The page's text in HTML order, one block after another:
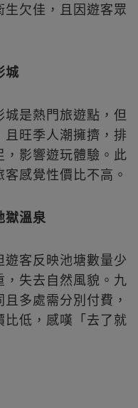
欠佳，且因遊客眾
城
是熱門旅遊點，但
旺季人潮擁擠，排
影響遊玩體驗。此
感覺性價比不高。
獄溫泉
客反映池塘數量少
失去自然風貌。九
多處需分別付費，
低，感嘆「去了就